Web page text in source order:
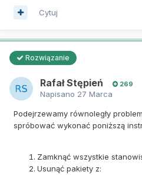
Cytuj
Rozwiązanie
Rafał Stępień 269
Napisano 27 Marca
Podejrzewamy równoległy
spróbować wykonać poniższą
Zamknąć wszystkie
Usunąć pakiety z: